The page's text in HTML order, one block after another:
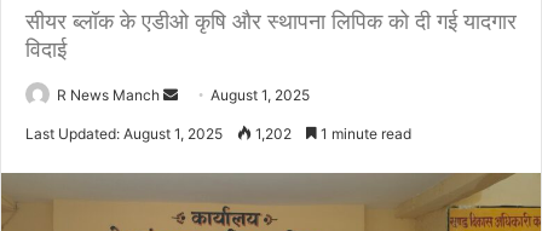
सीयर ब्लॉक के एडीओ कृषि और स्थापना लिपिक को दी गई यादगार
विदाई
R News Manch
SendAugust 1, 2025
Last Updated: August 1, 2025 1,202 1 minute read